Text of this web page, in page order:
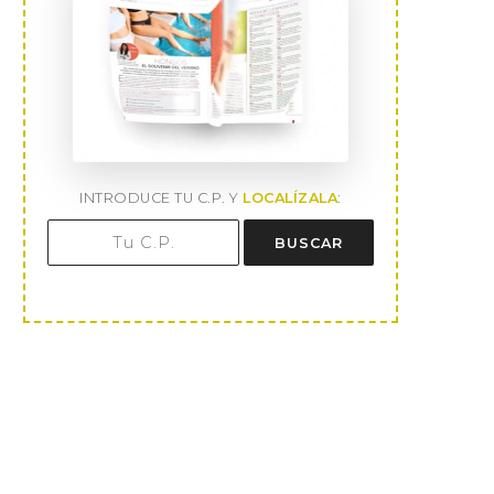
INTRODUCE TU C.P. Y LOCALÍZALA:
BUSCAR